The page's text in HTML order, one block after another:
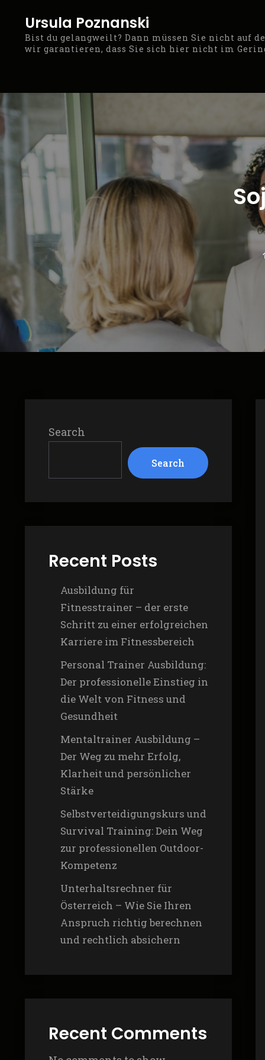
content
Ursula Poznanski
Bist du gelangweilt? Dann müssen Sie nicht auf
wir garantieren, dass Sie sich hier nicht im
Search
Search
Recent Posts
Ausbildung für
Fitnesstrainer – der erste
Schritt zu einer erfolgreichen
Karriere im Fitnessbereich
Personal Trainer Ausbildung:
Der professionelle Einstieg in
die Welt von Fitness und
Gesundheit
Mentaltrainer Ausbildung –
Der Weg zu mehr Erfolg,
Klarheit und persönlicher
Stärke
Selbstverteidigungskurs und
Survival Training: Dein Weg
zur professionellen Outdoor-
Kompetenz
Unterhaltsrechner für
Österreich – Wie Sie Ihren
Anspruch richtig berechnen
und rechtlich absichern
Recent Comments